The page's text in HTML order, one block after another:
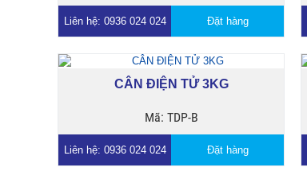
Liên hệ: 0936 024 024 Đặt hàng
CÂN ĐIỆN TỬ 3KG
Mã: TDP-B
Liên hệ: 0936 024 024 Đặt hàng